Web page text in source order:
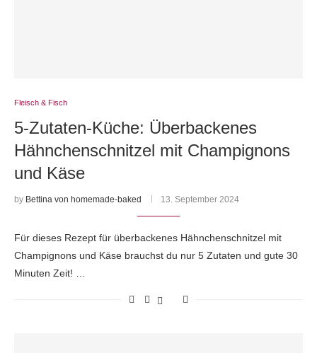
Fleisch & Fisch
5-Zutaten-Küche: Überbackenes
Hähnchenschnitzel mit Champignons
und Käse
by Bettina von homemade-baked 13. September 2024
Für dieses Rezept für überbackenes Hähnchenschnitzel mit
Champignons und Käse brauchst du nur 5 Zutaten und gute 30
Minuten Zeit! …